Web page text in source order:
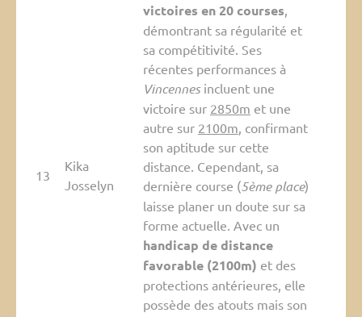
13
Kika
Josselyn
victoires en 20 courses,
démontrant sa régularité et
sa compétitivité. Ses
récentes performances à
Vincennesincluent une
victoire sur 2850m et une
autre sur 2100m, confirmant
son aptitude sur cette
distance. Cependant, sa
dernière course (5ème place)
laisse planer un doute sur sa
forme actuelle. Avec un
handicap de distance
favorable (2100m) et des
protections antérieures, elle
possède des atouts mais son